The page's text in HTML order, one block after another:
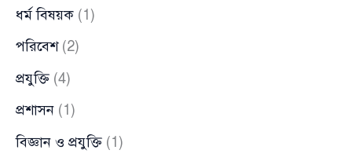
ধর্ম বিষয়ক (1)
পরিবেশ(2)
প্রযুক্তি (4)
প্রশাসন (1)
বিজ্ঞান ও প্রযুক্তি (1)